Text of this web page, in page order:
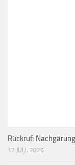
Rückruf:
17 JULI, 2026